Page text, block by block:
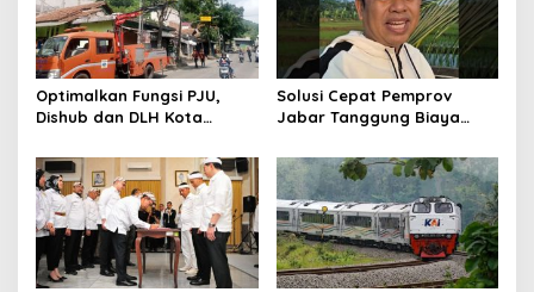
Optimalkan Fungsi PJU,
Dishub dan DLH Kota
Pemangkasan Dahan
Pohon
Solusi Cepat Pemprov
Jabar Tanggung Biaya
Tercoret Kemensos RI